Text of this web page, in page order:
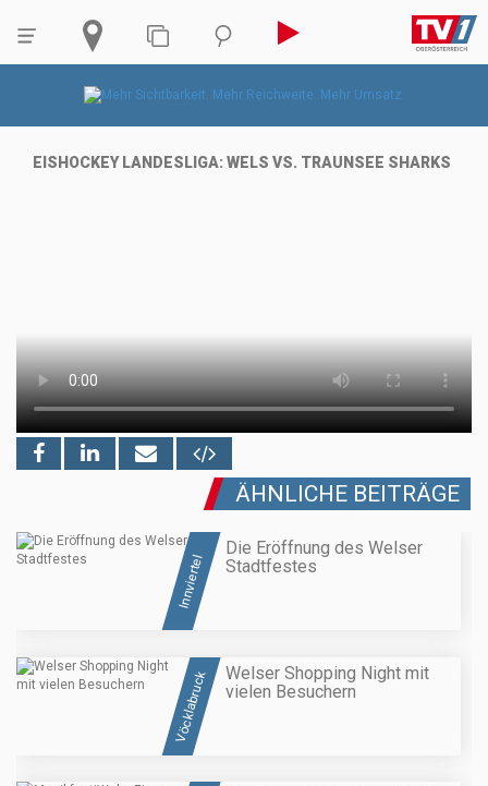
EISHOCKEY LANDESLIGA: WELS VS. TRAUNSEE SHARKS
ÄHNLICHE BEITRÄGE
Innviertel
Die Eröffnung des Welser
Stadtfestes
Vöcklabruck
Welser Shopping Night mit
vielen Besuchern